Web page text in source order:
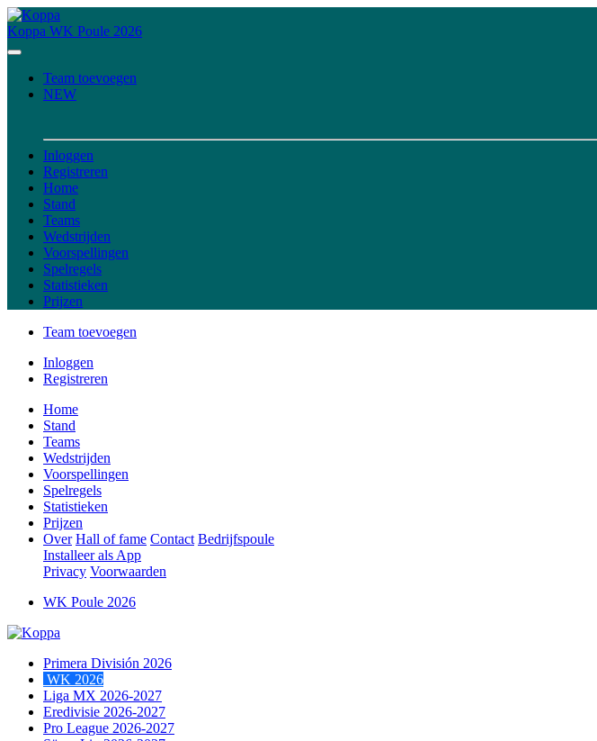
Koppa WK Poule 2026
Team toevoegen
NEW
Inloggen
Registreren
Home
Stand
Teams
Wedstrijden
Voorspellingen
Spelregels
Statistieken
Prijzen
Team toevoegen
Inloggen
Registreren
Home
Stand
Teams
Wedstrijden
Voorspellingen
Spelregels
Statistieken
Prijzen
Over Hall of fame Contact Bedrijfspoule
Installeer als App
Privacy Voorwaarden
WK Poule 2026
Primera División 2026
WK 2026
Liga MX 2026-2027
Eredivisie 2026-2027
Pro League 2026-2027